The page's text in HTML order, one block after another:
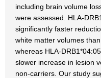
including brain volume
were assessed. HLA-
significantly faster
white matter volumes
whereas HLA-
slower increase in lesion
non-carriers. Our study